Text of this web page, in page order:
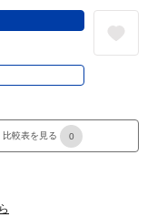
比較表を見る 0